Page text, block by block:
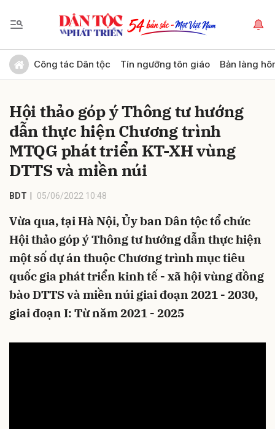
Công tác Dân tộc Tín ngưỡng tôn giáo Bản làng
Hội thảo góp ý Thông tư hướng
dẫn thực hiện Chương trình
MTQG phát triển KT-XH vùng
DTTS và miền núi
BDT 05/06/2022 10:48
Vừa qua, tại Hà Nội, Ủy ban Dân tộc tổ chức
Hội thảo góp ý Thông tư hướng dẫn thực hiện
một số dự án thuộc Chương trình mục tiêu
quốc gia phát triển kinh tế - xã hội vùng đồng
bào DTTS và miền núi giai đoạn 2021 - 2030,
giai đoạn I: Từ năm 2021 - 2025
Gửi bình luận